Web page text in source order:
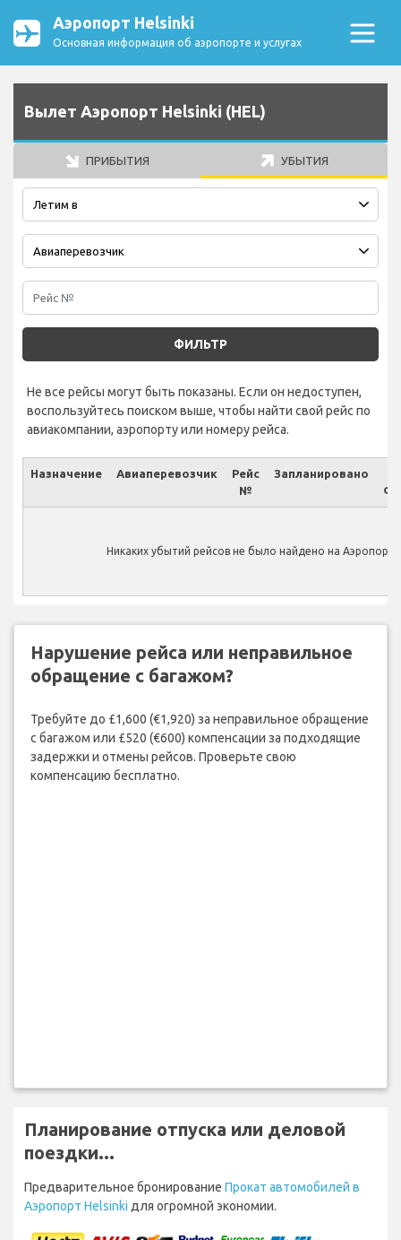
Аэропорт Helsinki
Основная информация об аэропорте и услугах
Вылет Аэропорт Helsinki (HEL)
ПРИБЫТИЯ УБЫТИЯ
ФИЛЬТР
Не все рейсы могут быть показаны. Если он недоступен,
воспользуйтесь поиском выше, чтобы найти свой рейс по
авиакомпании, аэропорту или номеру рейса.
Назначение Авиаперевозчик
Рейс
№
Запланировано
Никаких убытий рейсов не было найдено на Аэропорт
Нарушение рейса или неправильное
обращение с багажом?
Требуйте до £1,600 (€1,920) за неправильное обращение
с багажом или £520 (€600) компенсации за подходящие
задержки и отмены рейсов. Проверьте свою
компенсацию бесплатно.
Планирование отпуска или деловой
поездки...
Предварительное бронирование Прокат автомобилей в
Аэропорт Helsinki для огромной экономии.